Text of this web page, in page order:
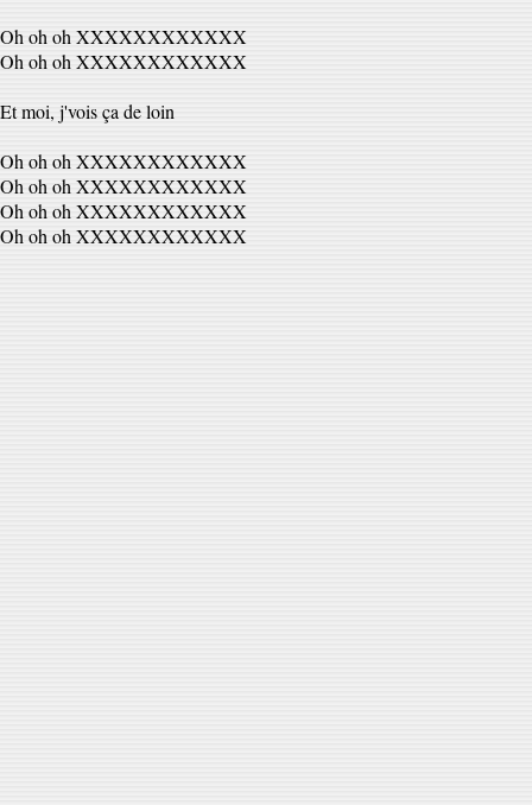
Oh oh oh XXXXXXXXXXXX
Oh oh oh XXXXXXXXXXXX
Et moi, j'vois ça de loin
Oh oh oh XXXXXXXXXXXX
Oh oh oh XXXXXXXXXXXX
Oh oh oh XXXXXXXXXXXX
Oh oh oh XXXXXXXXXXXX